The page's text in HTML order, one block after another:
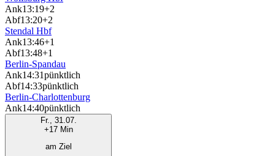
Ank13:19+2
Abf13:20+2
Stendal Hbf
Ank13:46+1
Abf13:48+1
Berlin-Spandau
Ank14:31pünktlich
Abf14:33pünktlich
Berlin-Charlottenburg
Ank14:40pünktlich
Fr., 31.07.
+17 Min
am Ziel